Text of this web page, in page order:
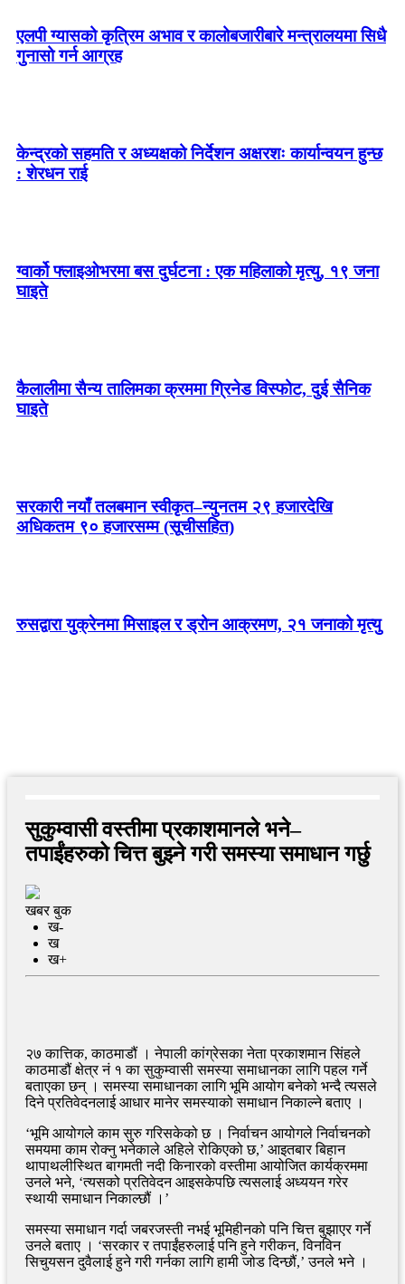
एलपी ग्यासको कृत्रिम अभाव र कालोबजारीबारे मन्त्रालयमा सिधै
गुनासो गर्न आग्रह
केन्द्रको सहमति र अध्यक्षको निर्देशन अक्षरशः कार्यान्वयन हुन्छ
: शेरधन राई
ग्वार्को फ्लाइओभरमा बस दुर्घटना : एक महिलाको मृत्यु, १९ जना
घाइते
कैलालीमा सैन्य तालिमका क्रममा ग्रिनेड विस्फोट, दुई सैनिक
घाइते
सरकारी नयाँ तलबमान स्वीकृत–न्युनतम २९ हजारदेखि
अधिकतम ९० हजारसम्म (सूचीसहित)
रुसद्वारा युक्रेनमा मिसाइल र ड्रोन आक्रमण, २१ जनाको मृत्यु
सुकुम्वासी वस्तीमा प्रकाशमानले भने–
तपाईंहरुको चित्त बुझ्ने गरी समस्या समाधान गर्छु
खबर बुक
ख-
ख
ख+
२७ कात्तिक, काठमाडौं । नेपाली कांग्रेसका नेता प्रकाशमान सिंहले
काठमाडौं क्षेत्र नं १ का सुकुम्वासी समस्या समाधानका लागि पहल गर्ने
बताएका छन् । समस्या समाधानका लागि भूमि आयोग बनेको भन्दै त्यसले
दिने प्रतिवेदनलाई आधार मानेर समस्याको समाधान निकाल्ने बताए ।
‘भूमि आयोगले काम सुरु गरिसकेको छ । निर्वाचन आयोगले निर्वाचनको
समयमा काम रोक्नु भनेकाले अहिले रोकिएको छ,’ आइतबार बिहान
थापाथलीस्थित बागमती नदी किनारको वस्तीमा आयोजित कार्यक्रममा
उनले भने, ‘त्यसको प्रतिवेदन आइसकेपछि त्यसलाई अध्ययन गरेर
स्थायी समाधान निकाल्छौं ।’
समस्या समाधान गर्दा जबरजस्ती नभई भूमिहीनको पनि चित्त बुझाएर गर्ने
उनले बताए । ‘सरकार र तपाईंहरुलाई पनि हुने गरीकन, विनविन
सिचुयसन दुवैलाई हुने गरी गर्नका लागि हामी जोड दिन्छौं,’ उनले भने ।